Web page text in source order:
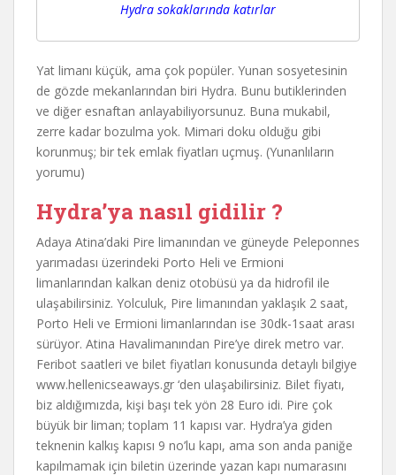
Hydra sokaklarında katırlar
Yat limanı küçük, ama çok popüler. Yunan sosyetesinin
de gözde mekanlarından biri Hydra. Bunu butiklerinden
ve diğer esnaftan anlayabiliyorsunuz. Buna mukabil,
zerre kadar bozulma yok. Mimari doku olduğu gibi
korunmuş; bir tek emlak fiyatları uçmuş. (Yunanlıların
yorumu)
Hydra’ya nasıl gidilir ?
Adaya Atina’daki Pire limanından ve güneyde Peleponnes
yarımadası üzerindeki Porto Heli ve Ermioni
limanlarından kalkan deniz otobüsü ya da hidrofil ile
ulaşabilirsiniz. Yolculuk, Pire limanından yaklaşık 2 saat,
Porto Heli ve Ermioni limanlarından ise 30dk-1saat arası
sürüyor. Atina Havalimanından Pire’ye direk metro var.
Feribot saatleri ve bilet fiyatları konusunda detaylı bilgiye
www.hellenicseaways.gr ‘den ulaşabilirsiniz. Bilet fiyatı,
biz aldığımızda, kişi başı tek yön 28 Euro idi. Pire çok
büyük bir liman; toplam 11 kapısı var. Hydra’ya giden
teknenin kalkış kapısı 9 no’lu kapı, ama son anda paniğe
kapılmamak için biletin üzerinde yazan kapı numarasını